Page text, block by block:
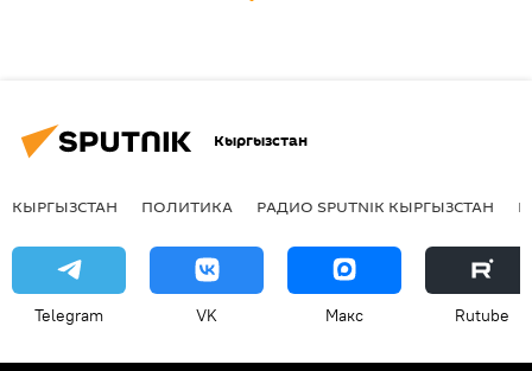
Кыргызстан
КЫРГЫЗСТАН ПОЛИТИКА РАДИО SPUTNIK КЫРГЫЗСТАН
Telegram VK Макс Rutube